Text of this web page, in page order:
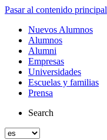
Pasar al contenido principal
Nuevos Alumnos
Alumnos
Alumni
Empresas
Universidades
Escuelas y familias
Prensa
Search